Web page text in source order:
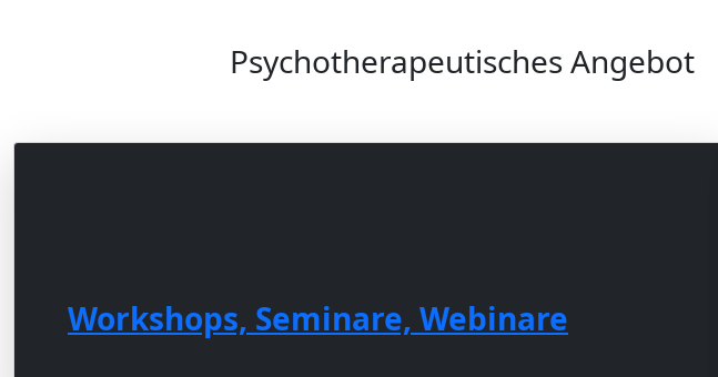
Psychotherapeutisches Angebot
Workshops, Seminare, Webinare